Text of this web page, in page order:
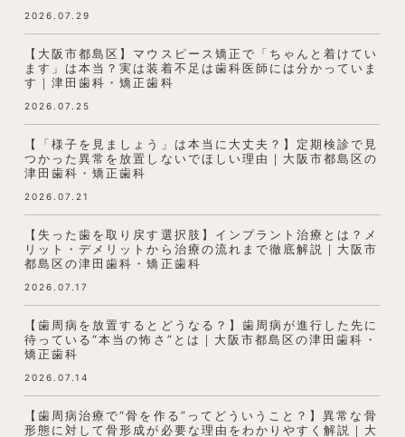
2026.07.29
【大阪市都島区】マウスピース矯正で「ちゃんと着けてい
ます」は本当？実は装着不足は歯科医師には分かっていま
す｜津田歯科・矯正歯科
2026.07.25
【「様子を見ましょう」は本当に大丈夫？】定期検診で見
つかった異常を放置しないでほしい理由｜大阪市都島区の
津田歯科・矯正歯科
2026.07.21
【失った歯を取り戻す選択肢】インプラント治療とは？メ
リット・デメリットから治療の流れまで徹底解説｜大阪市
都島区の津田歯科・矯正歯科
2026.07.17
【歯周病を放置するとどうなる？】歯周病が進行した先に
待っている“本当の怖さ”とは｜大阪市都島区の津田歯科・
矯正歯科
2026.07.14
【歯周病治療で“骨を作る”ってどういうこと？】異常な骨
形態に対して骨形成が必要な理由をわかりやすく解説｜大